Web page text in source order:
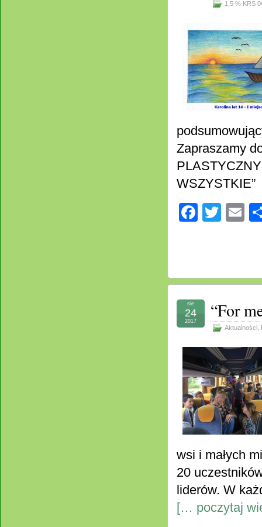
1,5 % KRS
Zapraszamy
“For
Aktualności
sie
24
2017
wsi i małych
20
liderów. W
[… poczytaj